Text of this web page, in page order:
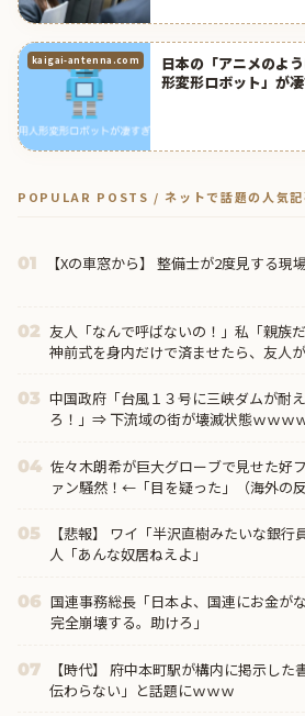
kaigai-antenna.com
日本の「アニメのよ
形変形ロボット」が
POPULAR POSTS / ネットで話題の人気記
01 【Xの車窓から】 整備士が2度見する現
02 友人「なんで呼ばないの！」私「親
神前式を身内だけで済ませたら、友人
03 中国政府「台風１３号に三峡ダムが耐
ろ！」⇒ 下流域の街が壊滅状態ｗｗｗ
04 佐々木朗希が巨大グローブで見せた好
ァン騒然！←「目を疑った」（海外の反
05
【悲報】 ワイ「半沢直樹みたいな銀
人「あんな奴居ねえよ」
06 国連事務総長「日本よ、国連にお金が
完全崩壊する。助けろ」
07
【時代】 府中本町駅が構内に掲示し
伝わらない」と話題にｗｗｗ